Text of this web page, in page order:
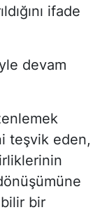
ifade
devam
teşvik eden,
bir